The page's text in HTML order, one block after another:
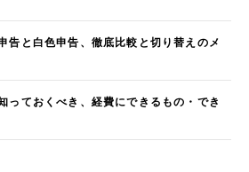
告と白色申告、徹底比較と切り替えのメ
っておくべき、経費にできるもの・でき